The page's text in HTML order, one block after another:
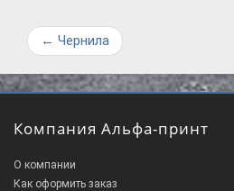
← Чернила
Компания Альфа-принт
О компании
Как оформить заказ